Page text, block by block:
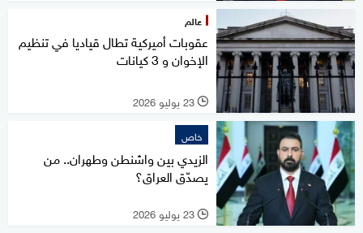
عالم
عقوبات أميركية تطال قياديا في تنظيم
الإخوان و 3 كيانات
l 23 يوليو 2026
خاص
الزيدي بين واشنطن وطهران.. من
يصدّق العراق؟
l 23 يوليو 2026